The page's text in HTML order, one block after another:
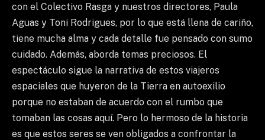
con el Colectivo Rasga y nuestros directores, Paula
Aguas y Toni Rodrigues, por lo que está llena de cariño,
tiene mucha alma y cada detalle fue pensado con sumo
cuidado. Además, aborda temas preciosos. El
espectáculo sigue la narrativa de estos viajeros
espaciales que huyeron de la Tierra en autoexilio
porque no estaban de acuerdo con el rumbo que
tomaban las cosas aquí. Pero lo hermoso de la historia
es que estos seres se ven obligados a confrontar la